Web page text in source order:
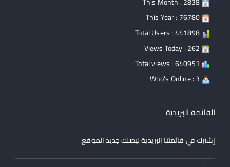
القائمة البريدية
إشترك في قائمتنا البريدية ليصلك جديد الموقع.